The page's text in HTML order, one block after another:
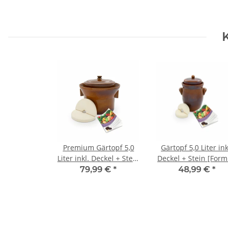
Premium Gärtopf 5,0
Liter inkl. Deckel + Stein
[Form 1] braun
79,99 € *
Gärtopf 5,0 Liter
Deckel + Stein
braun
48,99 € *